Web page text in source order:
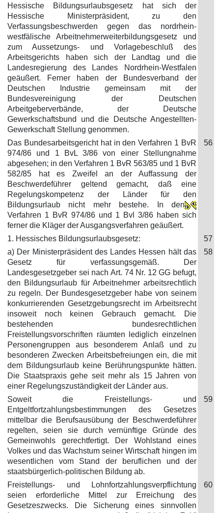
Hessische Bildungsurlaubsgesetz hat sich der
Hessische Ministerpräsident, zu den
Verfassungsbeschwerden gegen das nordrhein-
westfälische Arbeitnehmerweiterbildungsgesetz und
zum Aussetzungs- und Vorlagebeschluß des
Arbeitsgerichts haben sich der Landtag und die
Landesregierung des Landes Nordrhein-Westfalen
geäußert. Ferner haben der Bundesverband der
Deutschen Industrie gemeinsam mit der
Bundesvereinigung der Deutschen
Arbeitgeberverbände, der Deutsche
Gewerkschaftsbund und die Deutsche Angestellten-
Gewerkschaft Stellung genommen.
Das Bundesarbeitsgericht hat in den Verfahren 1 BvR
974/86 und 1 BvL 3/86 von einer Stellungnahme
abgesehen; in den Verfahren 1 BvR 563/85 und 1 BvR
582/85 hat es Zweifel an der Auffassung der
Beschwerdeführer geltend gemacht, daß eine
Regelungskompetenz der Länder für den
Bildungsurlaub nicht mehr bestehe. In den
Verfahren 1 BvR 974/86 und 1 Bvl 3/86 haben sich
ferner die Kläger der Ausgangsverfahren geäußert.
56
1. Hessisches Bildungsurlaubsgesetz:
57
a) Der Ministerpräsident des Landes Hessen hält das
Gesetz für verfassungsgemäß. Der
Landesgesetzgeber sei nach Art. 74 Nr. 12 GG befugt,
den Bildungsurlaub für Arbeitnehmer arbeitsrechtlich
zu regeln. Der Bundesgesetzgeber habe von seinem
konkurrierenden Gesetzgebungsrecht im Arbeitsrecht
insoweit noch keinen Gebrauch gemacht. Die
bestehenden bundesrechtlichen
Freistellungsvorschriften räumten lediglich einzelnen
Personengruppen aus besonderem Anlaß und zu
besonderen Zwecken Arbeitsbefreiungen ein, die mit
dem Bildungsurlaub keine Berührungspunkte hätten.
Die Staatspraxis gehe seit mehr als 15 Jahren von
einer Regelungszuständigkeit der Länder aus.
58
Soweit die Freistellungs- und
Entgeltfortzahlungsbestimmungen des Gesetzes
mittelbar die Berufsausübung der Beschwerdeführer
regelten, seien sie durch vernünftige Gründe des
Gemeinwohls gerechtfertigt. Der Wohlstand eines
Volkes und das Wachstum seiner Wirtschaft hingen im
wesentlichen vom Stand der beruflichen und der
staatsbürgerlich-politischen Bildung ab.
59
Freistellungs- und Lohnfortzahlungsverpflichtung
seien erforderliche Mittel zur Erreichung des
Gesetzeszwecks. Die Sicherung eines sinnvollen
60